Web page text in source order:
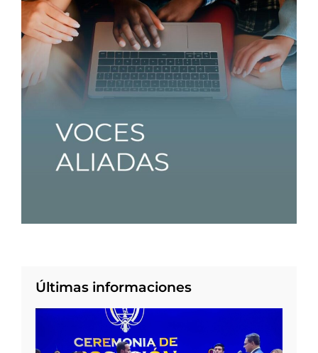
Últimas informaciones